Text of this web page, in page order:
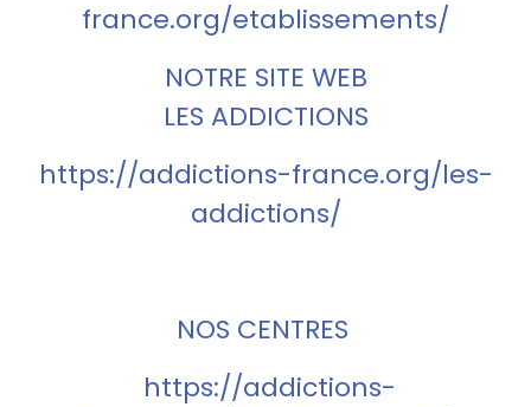
france.org/etablissements/
NOTRE SITE WEB
LES ADDICTIONS
https://addictions-france.org/les-
addictions/
NOS CENTRES
https://addictions-